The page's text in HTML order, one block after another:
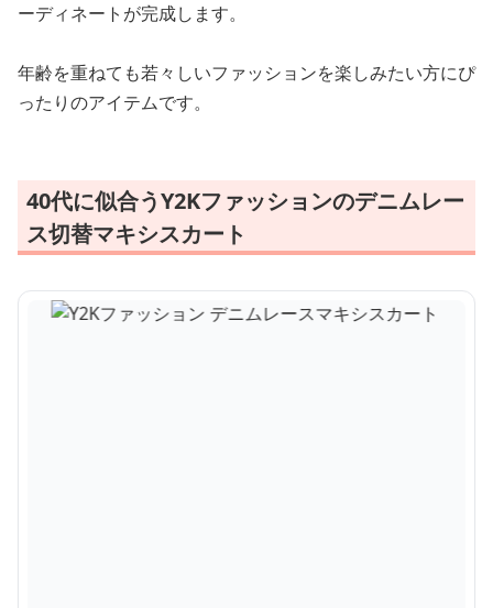
ーディネートが完成します。
年齢を重ねても若々しいファッションを楽しみたい方にぴ
ったりのアイテムです。
40代に似合うY2Kファッションのデニムレー
ス切替マキシスカート